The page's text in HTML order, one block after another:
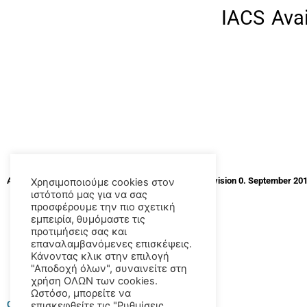
IACS
Available codes and standards for MLC Reg 3.1 – Revision 0. September
Click here to download
Χρησιμοποιούμε cookies στον
ιστότοπό μας για να σας
προσφέρουμε την πιο σχετική
εμπειρία, θυμόμαστε τις
προτιμήσεις σας και
επαναλαμβανόμενες επισκέψεις.
Κάνοντας κλικ στην επιλογή
"Αποδοχή όλων", συναινείτε στη
χρήση ΟΛΩΝ των cookies.
Ωστόσο, μπορείτε να